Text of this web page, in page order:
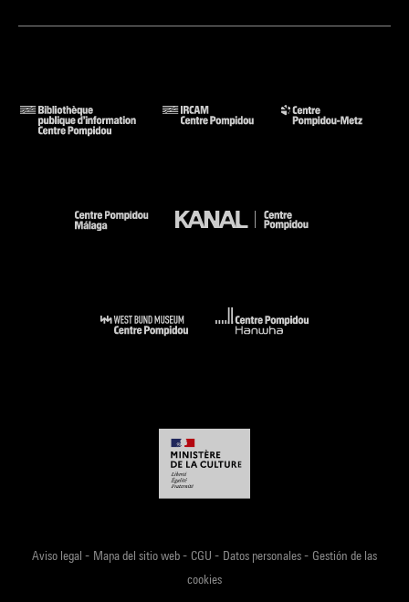
Aviso legal - Mapa del sitio web- CGU - Datos personales- Gestión de las
cookies